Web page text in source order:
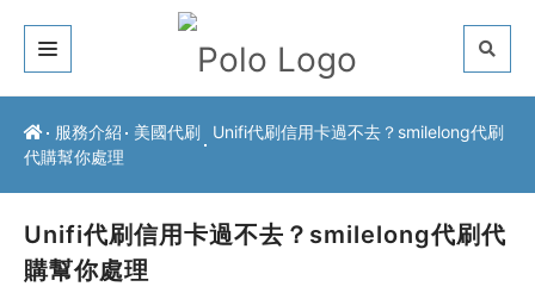
關於我們
服務介紹
常見問題
服務介紹 美國代刷
Unifi代刷信用卡過不去？smilelong代刷
代購幫你處理
Unifi代刷信用卡過不去？smilelong代刷代
購幫你處理